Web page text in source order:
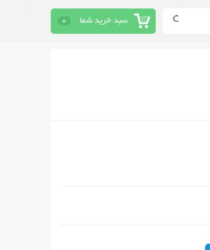
سبد خرید شما 0